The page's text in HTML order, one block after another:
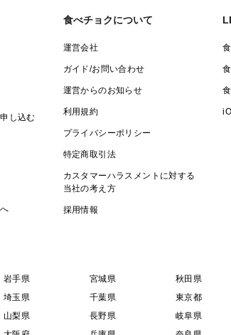
（お届け日の指定はで
※時間指定がある場合
不在等でお受け取りが
※申し訳ございませんが
【召し上がり方や保存
同封いたします。
し込む
食べチョクについて
運営会社
ガイド/お問い合わせ
運営からのお知らせ
利用規約
プライバシーポリシー
特定商取引法
カスタマーハラスメントに対する
当社の考え方
採用情報
岩手県 宮城県 秋田県
埼玉県 千葉県 東京都
山梨県 長野県 岐阜県